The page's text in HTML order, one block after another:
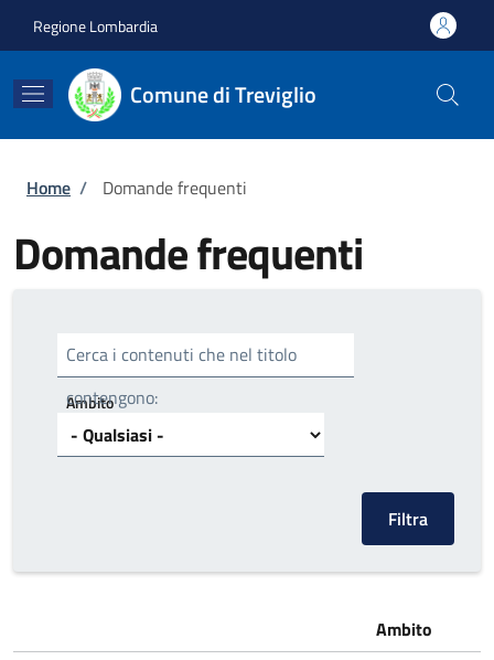
Regione Lombardia
Comune di Treviglio
Briciole di pane
Home / Domande frequenti
Domande frequenti
Cerca i contenuti che nel titolo
contengono:
Ambito
Ambito